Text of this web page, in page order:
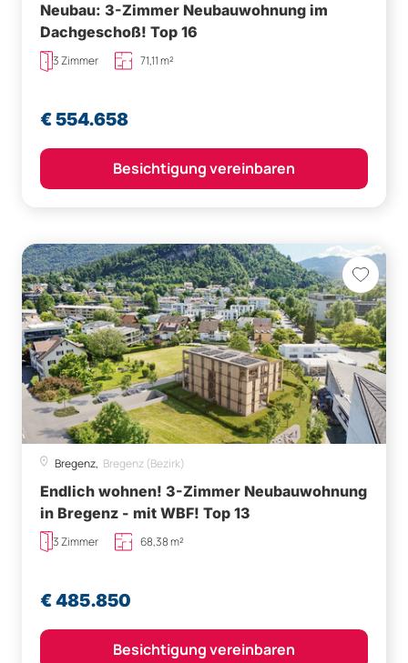
Neubau: 3-Zimmer Neubauwohnung im
Dachgeschoß! Top 16
3 Zimmer 71,11 m²
€ 554.658
Besichtigung vereinbaren
Bregenz, Bregenz (Bezirk)
Endlich wohnen! 3-Zimmer Neubauwohnung
in Bregenz - mit WBF! Top 13
3 Zimmer 68,38 m²
€ 485.850
Besichtigung vereinbaren